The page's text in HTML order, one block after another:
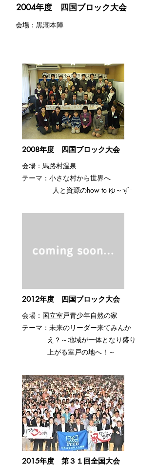
2004年度 四国ブロック大会
会場：黒潮本陣
2008年度 四国ブロック大会
会場：馬路村温泉
​テーマ：小さな村から世界へ
ｰ人と資源のhow to ゆ～ずｰ
2012年度 四国ブロック大会
会場：国立室戸青少年自然の家
​テーマ：未来のリーダー来てみんか
え？～地域が一体となり盛り
上がる室戸の地へ！～
2015年度 第３１回全国大会